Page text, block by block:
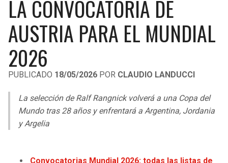
LIGA DE EXPANSIÓN MX
LEAGUES CUP
UEFA EUROPA LEAGUE
UEFA CONFERENCE LEAGUE
MLS
COPA LIBERTADORES
COPA SUDAMERICANA
LIGA BETPLAY
RAIDERS
CHARGERS
RAVENS
STEELERS
CAVALIERS
PISTONS
PACERS
HORNETS
LA CONVOCATORIA DE
AUSTRIA PARA EL MUNDIAL
2026
PUBLICADO 18/05/2026 POR CLAUDIO LANDUCCI
La selección de Ralf Rangnick volverá a una Copa del
Mundo tras 28 años y enfrentará a Argentina, Jordania
y Argelia
Convocatorias Mundial 2026: todas las listas de